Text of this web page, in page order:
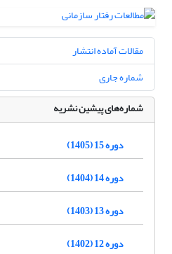
مقالات آماده انتشار
شماره جاری
شماره‌های پیشین نشریه
دوره 15 (1405)
دوره 14 (1404)
دوره 13 (1403)
دوره 12 (1402)